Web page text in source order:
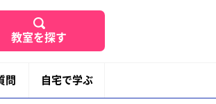
教室を探す
問 自宅で学ぶ